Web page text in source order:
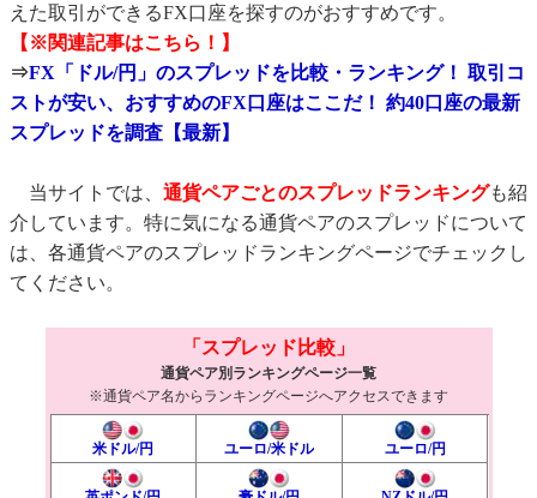
えた取引ができるFX口座を探すのがおすすめです。
【※関連記事はこちら！】
⇒FX「ドル/円」のスプレッドを比較・ランキング！ 取引コ
ストが安い、おすすめのFX口座はここだ！ 約40口座の最新
スプレッドを調査【最新】
当サイトでは、 通貨ペアごとのスプレッドランキングも紹
介しています。特に気になる通貨ペアのスプレッドについて
は、各通貨ペアのスプレッドランキングページでチェックし
てください。
「スプレッド比較」
通貨ペア別ランキングページ一覧
※通貨ペア名からランキングページへアクセスできます
米ドル/円 ユーロ/米ドル ユーロ/円